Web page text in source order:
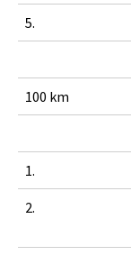
5.
100 km
1.
2.